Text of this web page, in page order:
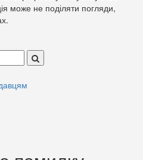
може не поділяти погляди,